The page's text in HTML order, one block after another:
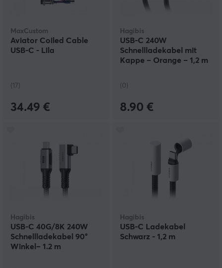
MaxCustom
Aviator Coiled Cable
USB-C - Lila
(17)
34.49 €
Hagibis
USB-C 240W
Schnellladekabel mit
Kappe – Orange – 1,2 m
(0)
8.90 €
Hagibis
USB-C 40G/8K 240W
Schnellladekabel 90°
Winkel– 1.2 m
Hagibis
USB-C Ladekabel
Schwarz - 1,2 m